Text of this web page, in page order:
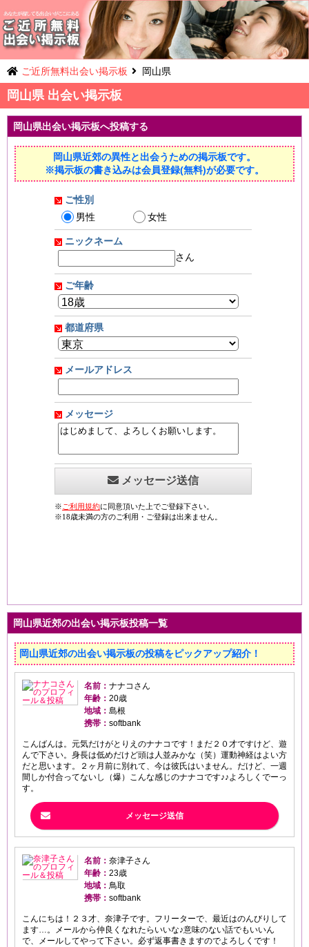
ご近所無料出会い掲示板 岡山県
岡山県 出会い掲示板
岡山県出会い掲示板へ投稿する
岡山県近郊の異性と出会うための掲示板です。
※掲示板の書き込みは会員登録(無料)が必要です。
岡山県近郊の出会い掲示板投稿一覧
岡山県近郊の出会い掲示板の投稿をピックアップ紹介！
名前： ナナコさん
年齢： 20歳
地域： 島根
携帯： softbank
こんばんは。元気だけがとりえのナナコです！まだ２０才ですけど、遊
んで下さい。身長は低めだけど頭は人並みかな（笑）運動神経はよい方
だと思います。２ヶ月前に別れて、今は彼氏はいません。だけど、一週
間しか付合ってないし（爆）こんな感じのナナコです♪♪よろしくでーっ
す。
メッセージ送信
名前： 奈津子さん
年齢： 23歳
地域： 鳥取
携帯： softbank
こんにちは！２３才、奈津子です。フリーターで、最近はのんびりして
ます…。メールから仲良くなれたらいいな♪意味のない話でもいいん
で、メールしてやって下さい。必ず返事書きますのでよろしくです！